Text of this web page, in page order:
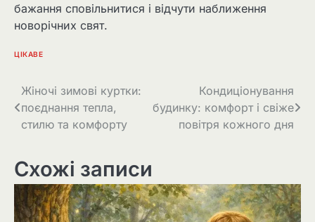
бажання сповільнитися і відчути наближення
новорічних свят.
ЦІКАВЕ
Навігація
записів
Жіночі зимові куртки:
поєднання тепла,
стилю та комфорту
Кондиціонування
будинку: комфорт і свіже
повітря кожного дня
Схожі записи